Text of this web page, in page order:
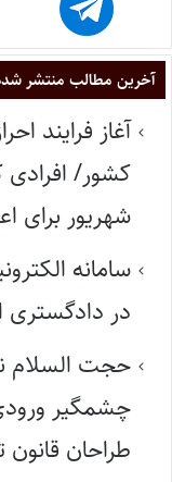
آخرین مطالب منتشر شده
آغاز فرایند
کشور/ افرادی
شهریور برای
سامانه
در دادگستری
حجت السلام
چشمگیر
طراحان